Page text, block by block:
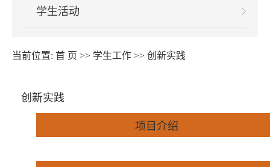
学生活动
当前位置: 首 页 >> 学生工作 >> 创新实践
创新实践
项目介绍